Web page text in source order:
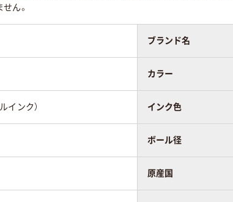
ん。
ブランド名
カラー
インク） インク色
ボール径
原産国